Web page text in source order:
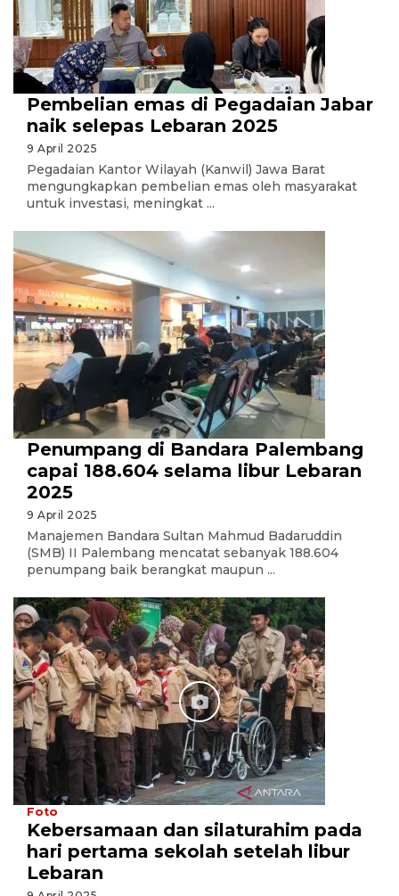
Pembelian emas di Pegadaian Jabar
naik selepas Lebaran 2025
9 April 2025
Pegadaian Kantor Wilayah (Kanwil) Jawa Barat
mengungkapkan pembelian emas oleh masyarakat
untuk investasi, meningkat ...
Penumpang di Bandara Palembang
capai 188.604 selama libur Lebaran
2025
9 April 2025
Manajemen Bandara Sultan Mahmud Badaruddin
(SMB) II Palembang mencatat sebanyak 188.604
penumpang baik berangkat maupun ...
Foto
Kebersamaan dan silaturahim pada
hari pertama sekolah setelah libur
Lebaran